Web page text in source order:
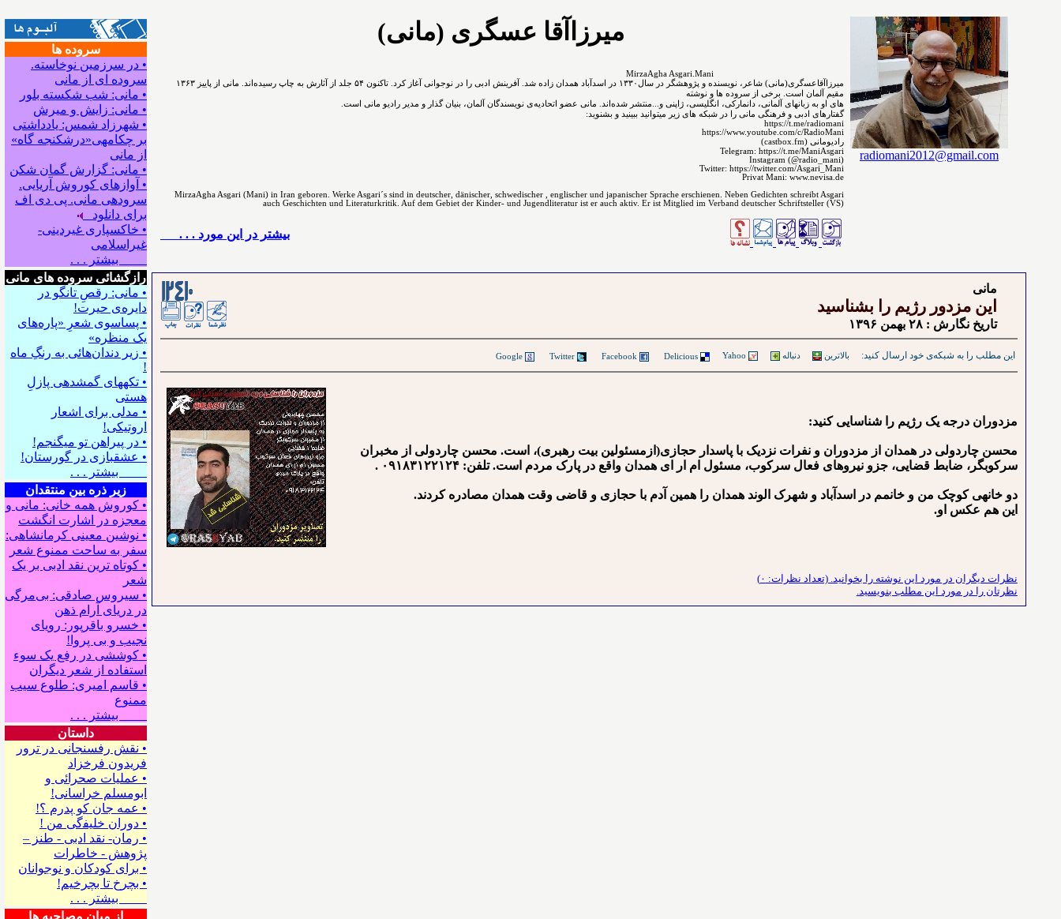
سروده ها
• در سرزمین نوخاسته.
سروده ای از مانی
• مانی: شب شکسته بلور
• مانی: زایش و میرش
• شهرزاد شمس: یادداشتی
بر چکامه‍ی«درشکنجه گاه»
از مانی
• مانی: گزارش گمان شکن
• آوازهای کوروش آریایی.
سروده‍ی مانی. پی دی اف
برای دانلود
• خاکسپاری غیردینی-
غیراسلامی
بیشتر . . .
رازگشائی سروده های مانی
• مانی: رقصِ تانگو در
دایره‌ی حیرت!
• پساسوی شعرِ «پاره‌های
یک منظره»
• زیر دندان‌هائی به رنگِ ماه
!
• تکه⁪های گمشده⁪ی پازلِ
هستی
• مدلی برای اشعار
اروتیکی!
• در پیراهن تو می⁪گنجم!
• عشقبازی در گورستان!
بیشتر . . .
زیر ذره بین منتقدان
• کوروش همه خانی: مانی و
معجزه در اشارت انگشت
• نوشین معینی کرمانشاهی:
سفر به ساحت ممنوع شعر
• کوتاه ترین نقد ادبی بر یک
شعر
• سیروس صادقی: بی‌مرگی
در دریای آرام ذهن
• خسرو باقرپور: ﺭوﻳﺎﻯ
ﻧﺠﻴﺐ ﻭ ﺑﻰ ﭘﺮﻭﺍ!
• کوششی در رفع یک سوء
استفاده از شعر دیگران
• قاسم امیری: طلوع سیب
ممنوع
بیشتر . . .
داستان
• نقش رفسنجانی در ترور
فریدون فرخزاد
• عملیات صحرائی و
ابومسلم خراسانی!
• ﻋﻤﻪ ﺟﺎﻥ ﻛﻮ ﭘﺪﺭﻡ ؟!
• ﺩﻭﺭﺍﻥ ﺧﻠﻴﻔگی ﻣﻦ !
• رمان- نقد ادبی - طنز –
پژوهش - خاطرات
• ﺑﺮﺍﻯ ﻛﻮﺩﻛﺎﻥ ﻭ ﻧﻮﺟﻮﺍﻧﺎﻥ
• بچرخ تا بچرخیم!
بیشتر . . .
از میان مصاحبه ها
radiomani2012@gmail.com
میرزاآقا عسگری (مانی)
ﻣﻴﺮﺯﺍﺁﻗﺎﻋﺴگرﻯ(ﻣﺎﻧﻰ) شاعر، نویسنده و پژوهشگر ﺩﺭ ﺳﺎﻝ۱۳۳۰ در اسدآباد همدان ﺯﺍﺩﻩ ﺷﺪ. ﺁﻓﺮﻳﻨﺶ ﺍﺩﺑﻰ ﺭﺍ ﺩﺭ ﻧﻮﺟﻮﺍﻧﻰ ﺁﻏﺎﺯ ﻛﺮﺩ. ﺗﺎﻛﻨﻮﻥ ۵۴ ﺟﻠﺪ ﺍﺯ ﺁﺛﺎﺭﺵ ﺑﻪ ﭼﺎﭖ ﺭﺳﻴﺪه‌اﻧﺪ. مانی از ﭘﺎﻳﻴﺰ ۱۳۶۳
مقیم ﺁﻟﻤﺎﻥ است. برخی از سروده ⁯⁯⁯⁯ها و نوشته
های ﺍﻭ ﺑﻪ ﺯﺑﺎﻧ‌‌ﻬﺎﻯ آلمانی، دانمارکی، انگلیسی، ژاپنی و...ﻣﻨﺘﺸﺮ ﺷﺪﻩ⁯اند. مانی عضو اتحادیه‌ی نویسندگان آلمان، بنیان گذار و مدیر رادیو مانی است.
گفتارهای ادبی و فرهنگی مانی را در شبکه های زیر میتوانید ببینید و بشنوید:
https://t.me/radiomani
https://www.youtube.com/c/RadioMani
رادیومانی (castbox.fm)
Telegram: https://t.me/ManiAsgari
Instagram (@radio_mani)
Twitter: https://twitter.com/Asgari_Mani
Privat Mani: www.nevisa.de
MirzaAgha Asgari (Mani) in Iran geboren. Werke Asgari´s sind in deutscher, dänischer, schwedischer , englischer und japanischer Sprache erschienen. Neben Gedichten schreibt Asgari
auch Geschichten und Literaturkritik. Auf dem Gebiet der Kinder- und Jugendliteratur ist er auch aktiv. Er ist Mitglied im Verband deutscher Schriftsteller (VS)
بيشتر در این مورد . . .
مانی
این مزدور رژیم را بشناسید
تاريخ نگارش : ۲٨ بهمن ۱٣۹۶
این مطلب را به شبکه‌ی خود ارسال کنید: بالاترین دنباله Delicious
Twitter
Google
مزدوران درجه یک رژیم را شناسایی کنید:
محسن چاردولی در همدان از مزدوران و نفرات نزدیک با پاسدار حجازی(ازمسئولین بیت رهبری)، است. محسن چاردولی از مخبران
سرکوبگر، ضابط قضایی، جزو نیروهای فعال سرکوب، مسئول ام ار ای همدان واقع در پارک مردم است. تلفن: ۰۹۱۸۳۱۲۲۱۲۴ .
دو خانه‍ی کوچک من و خانمم در اسدآباد و شهرک الوند همدان را همین آدم با حجازی و قاضی وقت همدان مصادره کردند.
این هم عکس او.
نظرات دیگران در مورد این نوشته را بخوانید. (تعداد نظرات: ۰)
نظرتان را در مورد این مطلب بنویسید.